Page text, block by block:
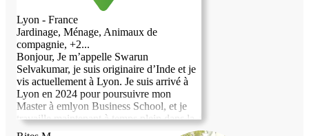
Lyon - France
Jardinage, Ménage, Animaux de
compagnie, +2...
Bonjour, Je m’appelle Swarun
Selvakumar, je suis originaire d’Inde et je
vis actuellement à Lyon. Je suis arrivé à
Lyon en 2024 pour poursuivre mon
Master à emlyon Business School, et je
travaille maintenant à temps plein dans la
région. Je recherche un logement en